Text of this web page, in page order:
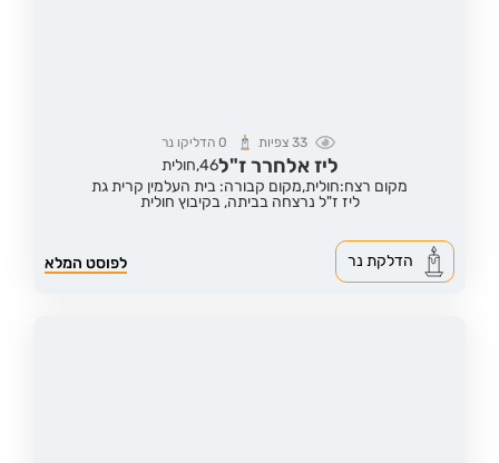
33 צפיות 0הדליקו נר
ליז אלחרר ז"ל46, חולית
מקום רצח:חולית,מקום קבורה: בית העלמין קרית גת
ליז ז"ל נרצחה בביתה, בקיבוץ חולית
לפוסט המלא הדלקת נר